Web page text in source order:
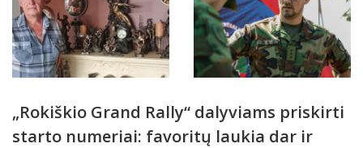
„Rokiškio Grand Rally“ dalyviams priskirti
starto numeriai: favoritų laukia dar ir